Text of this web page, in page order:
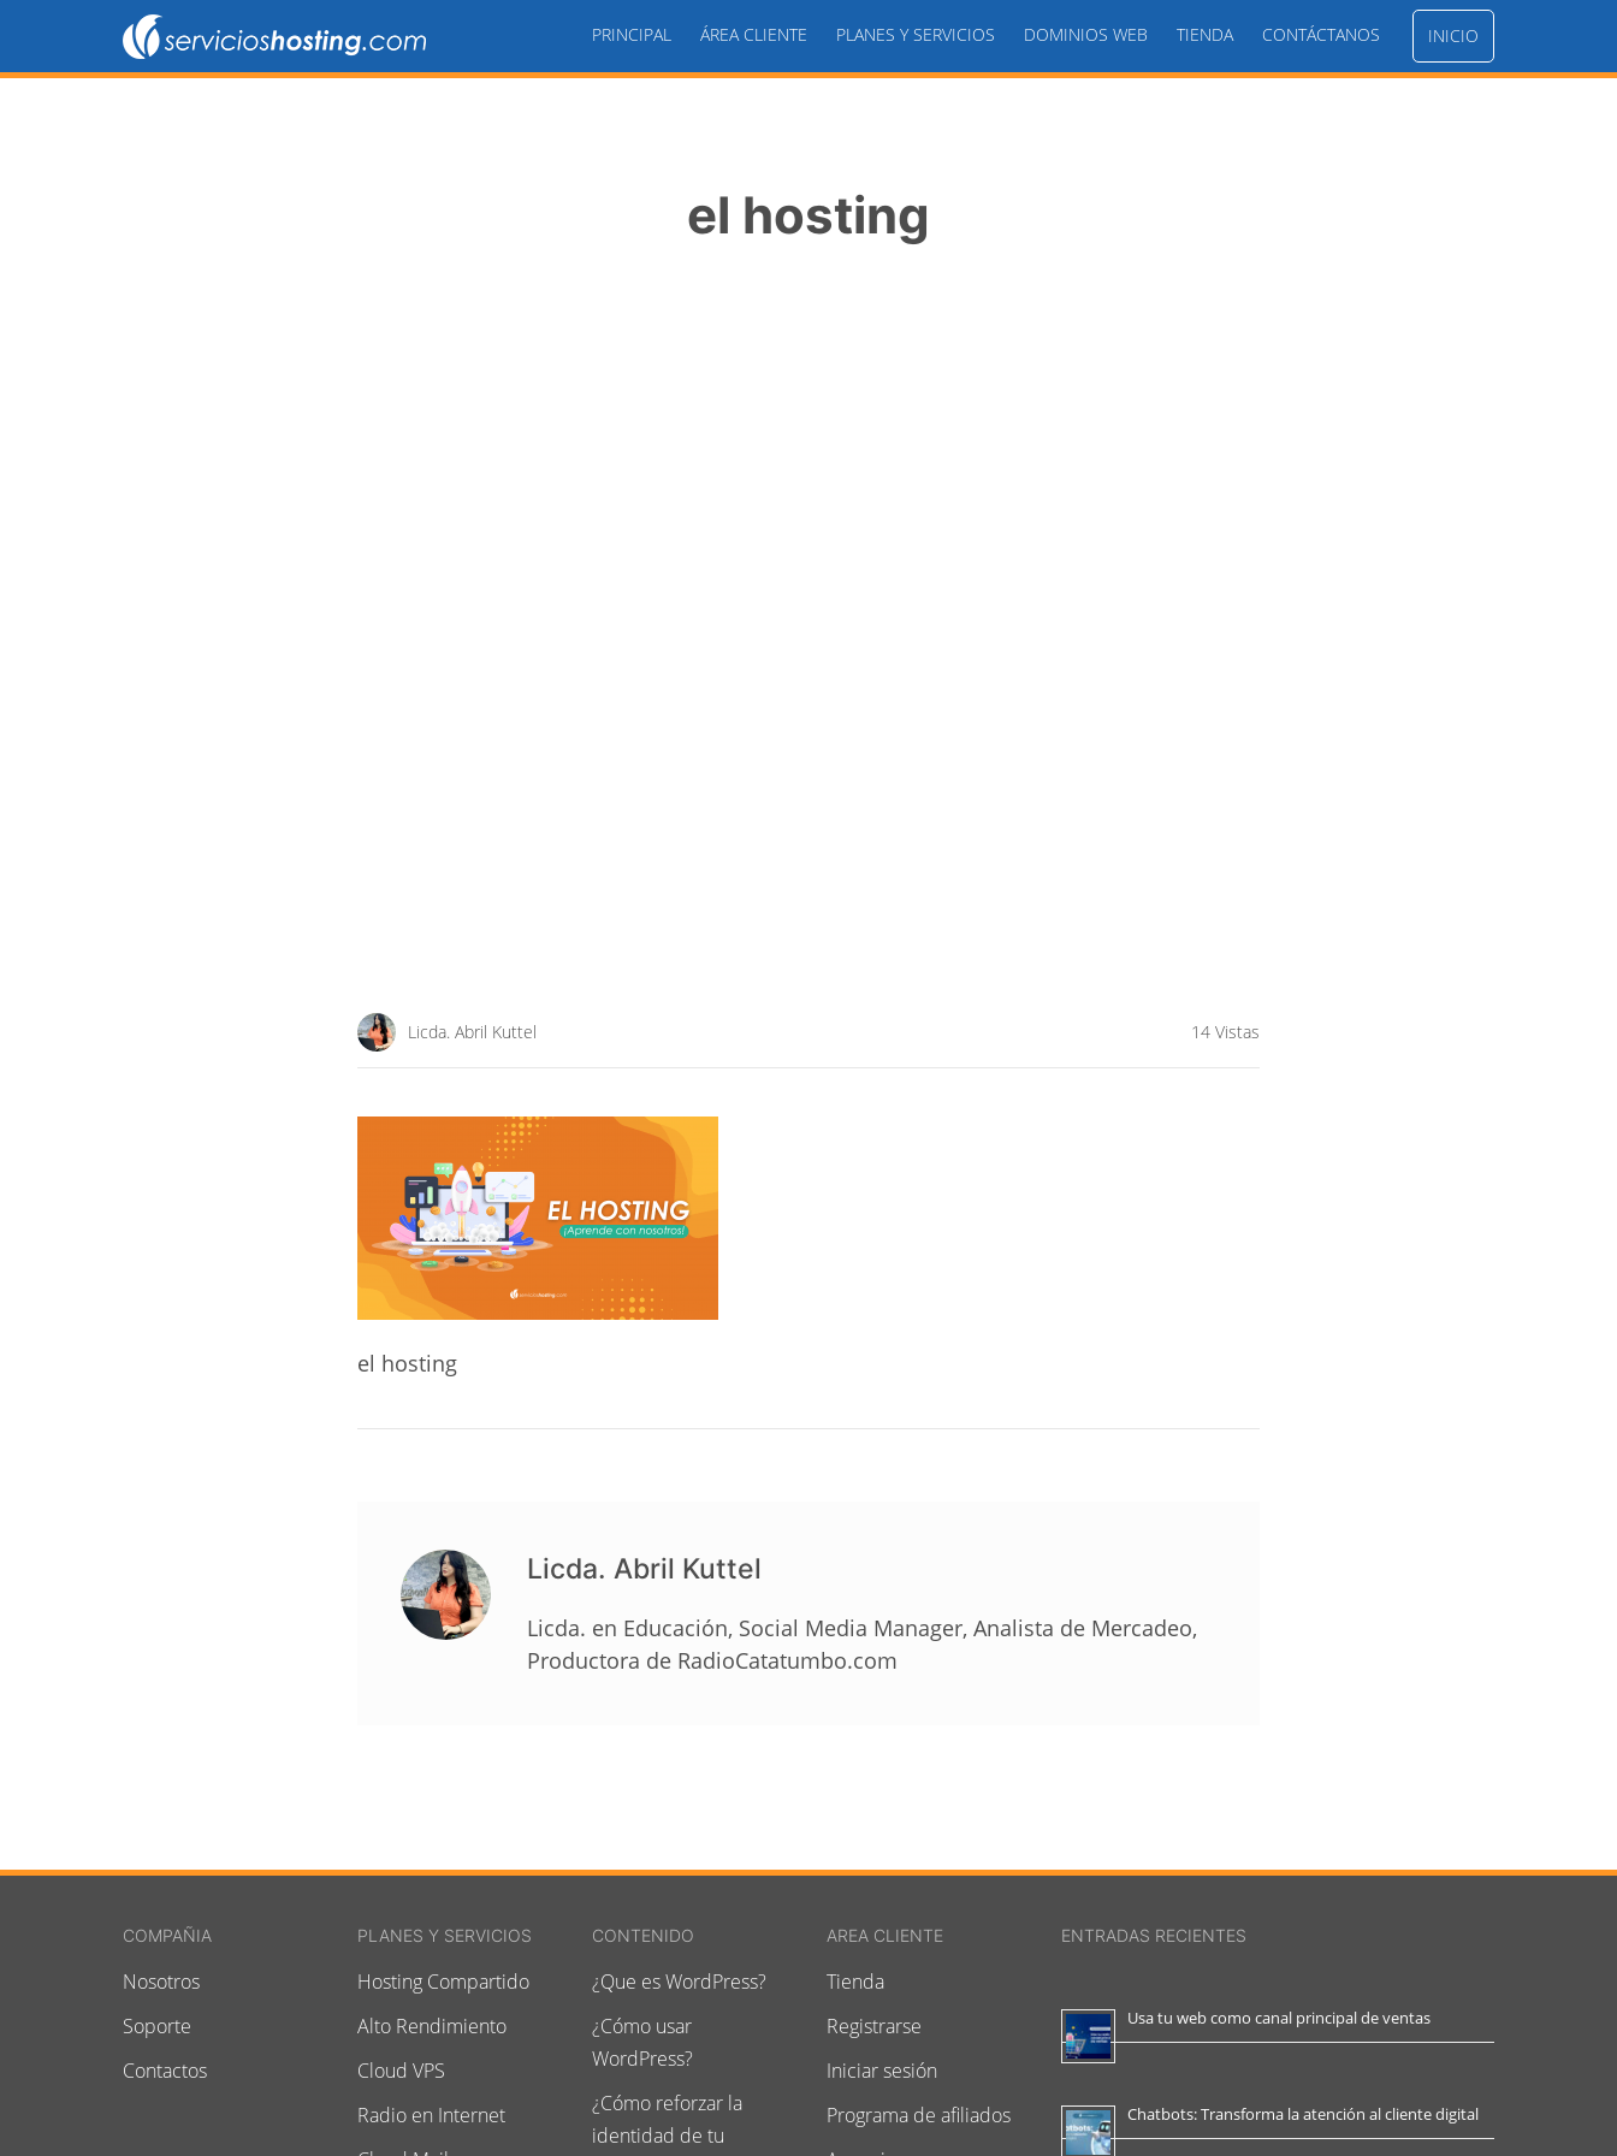
PRINCIPAL ÁREA CLIENTE PLANES Y SERVICIOS DOMINIOS WEB TIENDA CONTÁCTANOS INICIO
el hosting
Licda. Abril Kuttel 14 Vistas
el hosting
Licda. Abril Kuttel
Licda. en Educación, Social Media Manager, Analista de Mercadeo,
Productora de RadioCatatumbo.com
COMPAÑIA
Nosotros
Soporte
Contactos
PLANES Y SERVICIOS
Hosting Compartido
Alto Rendimiento
Cloud VPS
Radio en Internet
CONTENIDO
¿Que es WordPress?
¿Cómo usar
WordPress?
¿Cómo reforzar la
identidad de tu
AREA CLIENTE
Tienda
Registrarse
Iniciar sesión
Programa de afiliados
ENTRADAS RECIENTES
Usa tu web como canal principal de ventas
Chatbots: Transforma la atención al cliente digital